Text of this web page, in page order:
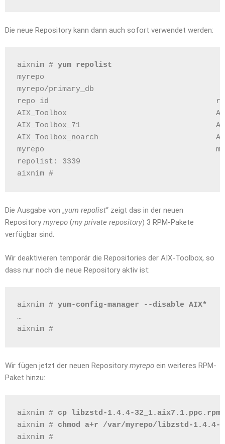
Die neue Repository kann dann auch sofort verwendet werden:
aixnim # yum repolist
myrepo
myrepo/primary_db
repo id
AIX_Toolbox
AIX_Toolbox_71
AIX_Toolbox_noarch
myrepo
repolist: 3339
aixnim #
Die Ausgabe von „yum repolist“ zeigt das in der neuen
Repository myrepo (my private repository) 3 RPM-Pakete
verfügbar sind.
Wir deaktivieren temporär die Repositories der AIX-Toolbox, so
dass nur noch die neue Repository aktiv ist:
aixnim # yum-config-manager --disable AIX*
…
aixnim #
Wir fügen jetzt der neuen Repository myrepo ein weiteres RPM-
Paket hinzu:
aixnim # cp libzstd-1.4.4-32_1.aix7.1.ppc.rpm
aixnim # chmod a+r /var/myrepo/libzstd-1.4.4-
aixnim #